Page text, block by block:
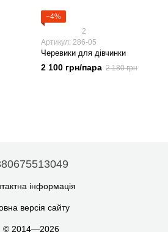
−4%
2
Артикул: 286-05
Черевики для дівчинки
2 100 грн/пара 2 180 грн
інформація
версія сайту
© 2014—2026